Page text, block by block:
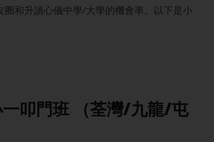
圈和升讀心儀中學/大學的機會率。以下是小
叩門班 （荃灣/九龍/屯